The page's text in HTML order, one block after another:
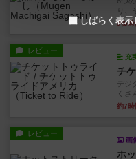
り
約5時
レビュー
充
デジ
くさ
約7時
レビュー
画
ホ
しばらく表示